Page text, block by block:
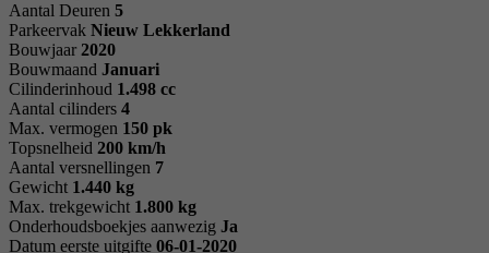
Aantal Deuren 5
Parkeervak Nieuw Lekkerland
Bouwjaar 2020
Bouwmaand Januari
Cilinderinhoud 1.498 cc
Aantal cilinders 4
Max. vermogen 150 pk
Topsnelheid 200 km/h
Aantal versnellingen 7
Gewicht 1.440 kg
Max. trekgewicht 1.800 kg
Onderhoudsboekjes aanwezig Ja
Datum eerste uitgifte 06-01-2020